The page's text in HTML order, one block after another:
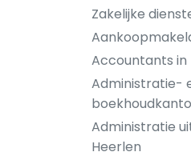
Zakelijke
Accountants in
Administratie-
Administratie
Heerlen